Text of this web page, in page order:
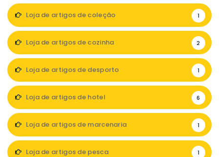
Loja de artigos de coleção 1
Loja de artigos de cozinha 2
Loja de artigos de desporto 1
Loja de artigos de hotel 6
Loja de artigos de marcenaria 1
Loja de artigos de pesca 1